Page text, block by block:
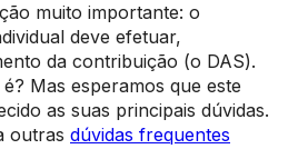
muito importante: o
deve efetuar,
da contribuição (o DAS).
Mas esperamos que este
as suas principais dúvidas.
outras dúvidas frequentes